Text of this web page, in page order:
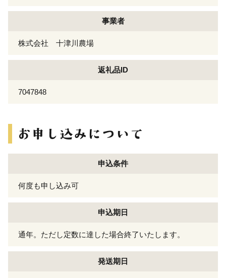
事業者
株式会社 十津川農場
返礼品ID
7047848
申込条件
何度も申し込み可
申込期日
通年。ただし定数に達した場合終了いたします。
発送期日